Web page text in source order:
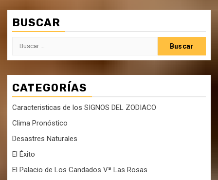
BUSCAR
Buscar:
CATEGORÍAS
Caracteristicas de los SIGNOS DEL ZODIACO
Clima Pronóstico
Desastres Naturales
El Éxito
El Palacio de Los Candados Vª Las Rosas